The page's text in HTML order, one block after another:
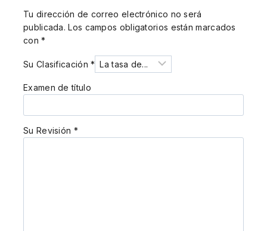
Tu dirección de correo electrónico no será
publicada. Los campos obligatorios están marcados
con*
Su Clasificación*
Examen de título
Su Revisión *